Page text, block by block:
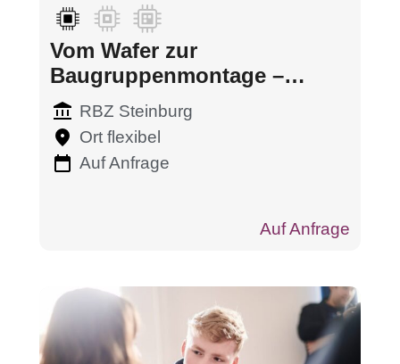
Vom Wafer zur
Baugruppenmontage –
Industrielle Praxis
RBZ Steinburg
Ort flexibel
Auf Anfrage
Auf Anfrage